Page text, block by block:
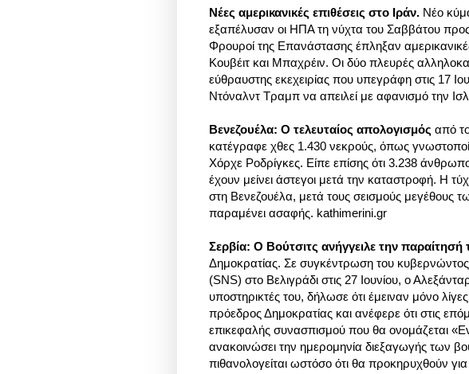
Νέες αμερικανικές επιθέσεις στο Ιράν. Νέο
εξαπέλυσαν οι ΗΠΑ τη νύχτα του Σαββάτου
Φρουροί της Επανάστασης έπληξαν
Κουβέιτ και Μπαχρέιν. Οι δύο πλευρές
εύθραυστης εκεχειρίας που υπεγράφη στις 17
Ντόναλντ Τραμπ να απειλεί με αφανισμό την
Βενεζουέλα: Ο τελευταίος απολογισμός από
κατέγραφε χθες 1.430 νεκρούς, όπως
Χόρχε Ροδρίγκες. Είπε επίσης ότι 3.238
έχουν μείνει άστεγοι μετά την καταστροφή. Η
στη Βενεζουέλα, μετά τους σεισμούς μεγέθους
παραμένει ασαφής. kathimerini.gr
Σερβία: Ο Βούτσιτς ανήγγειλε την παραίτησή
Δημοκρατίας. Σε συγκέντρωση του
(SNS) στο Βελιγράδι στις 27 Ιουνίου, ο
υποστηρικτές του, δήλωσε ότι έμειναν μόνο
πρόεδρος Δημοκρατίας και ανέφερε ότι στις
επικεφαλής συνασπισμού που θα ονομάζεται
ανακοινώσει την ημερομηνία διεξαγωγής των
πιθανολογείται ωστόσο ότι θα προκηρυχθούν